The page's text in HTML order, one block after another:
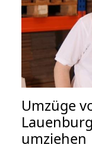
Umzüge
umziehen